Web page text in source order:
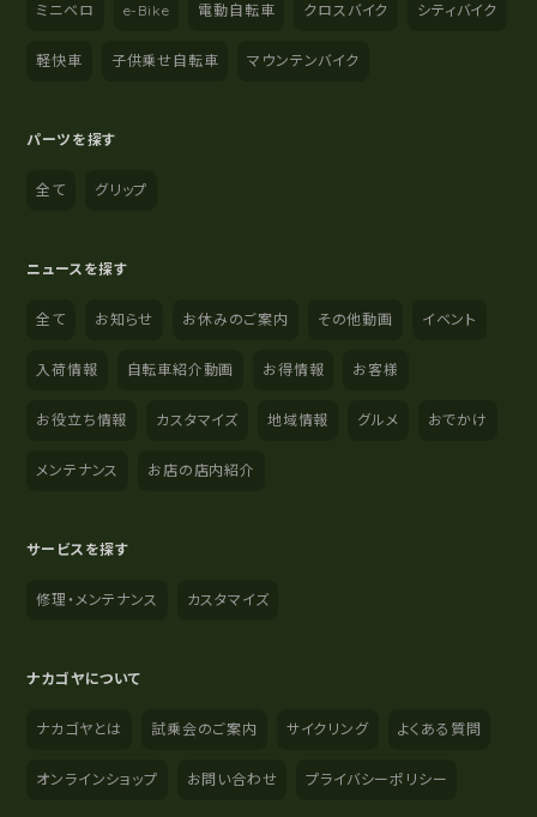
ミニベロ e-Bike 電動自転車 クロスバイク シティバイク
軽快車 子供乗せ自転車 マウンテンバイク
パーツを探す
全て グリップ
ニュースを探す
全て お知らせ お休みのご案内 その他動画 イベント
入荷情報 自転車紹介動画 お得情報 お客様
お役立ち情報 カスタマイズ 地域情報 グルメ おでかけ
メンテナンス お店の店内紹介
サービスを探す
修理・メンテナンス カスタマイズ
ナカゴヤについて
ナカゴヤとは 試乗会のご案内 サイクリング よくある質問
オンラインショップ お問い合わせ プライバシーポリシー